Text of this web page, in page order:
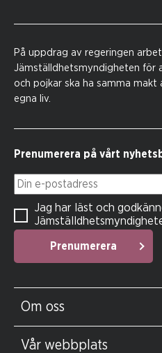
På uppdrag av regeringen
Jämställdhetsmyndigheten för
och pojkar ska ha samma
egna liv.
Prenumerera på vårt
Din e-postadress
Prenumerera
Jag har läst och
Om oss
Vår webbplats